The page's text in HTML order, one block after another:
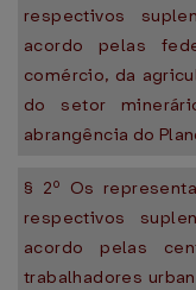
respectivos
acordo pelas
comércio, da
do setor
abrangência do
§ 2º Os
respectivos
acordo pelas
trabalhadores